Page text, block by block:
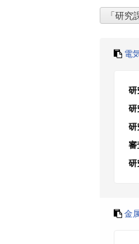
電
研
研
研
審
研
金